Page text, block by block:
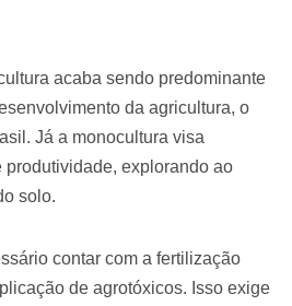
acaba sendo predominante
da agricultura, o
Já a monocultura visa
explorando ao
solo.
contar com a fertilização
de agrotóxicos. Isso exige